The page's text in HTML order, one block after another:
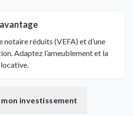
notaire réduits (VEFA) et d’une
Adaptez l’ameublement et la
investissement